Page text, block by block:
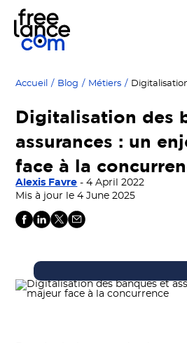
Accueil / Blog / Métiers /
Digitalisation des
assurances : un
face à la
Alexis Favre - 4 April 2022
Mis à jour le 4 June 2025